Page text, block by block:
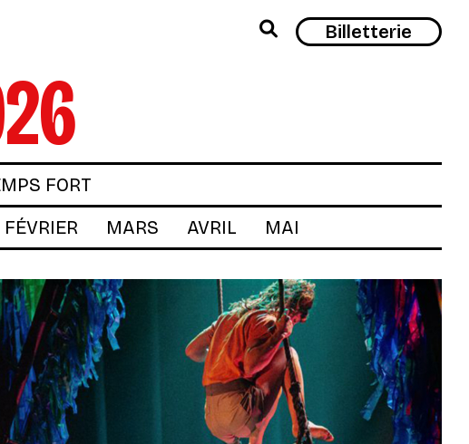
Billetterie
FORT
FÉVRIER MARS AVRIL MAI